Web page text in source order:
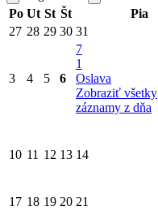
Po Ut St Št Pia
27 28 29 30 31
3 4 5 6
7
1
Oslava
Zobraziť všetky
záznamy z dňa
10 11 12 13 14
17 18 19 20 21